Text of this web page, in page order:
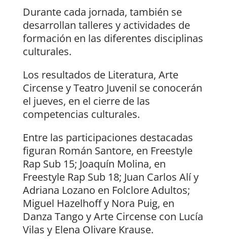
Durante cada jornada, también se
desarrollan talleres y actividades de
formación en las diferentes disciplinas
culturales.
Los resultados de Literatura, Arte
Circense y Teatro Juvenil se conocerán
el jueves, en el cierre de las
competencias culturales.
Entre las participaciones destacadas
figuran Román Santore, en Freestyle
Rap Sub 15; Joaquín Molina, en
Freestyle Rap Sub 18; Juan Carlos Alí y
Adriana Lozano en Folclore Adultos;
Miguel Hazelhoff y Nora Puig, en
Danza Tango y Arte Circense con Lucía
Vilas y Elena Olivare Krause.